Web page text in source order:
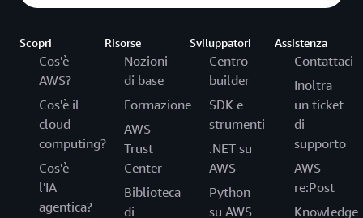
Scopri
Cos'è
AWS?
Cos'è il
cloud
computing?
Cos'è
l'IA
agentica?
Risorse
Nozioni
di base
Formazione
AWS
Trust
Center
Biblioteca
di
Sviluppatori
Centro
builder
SDK e
strumenti
.NET su
AWS
Python
su AWS
Assistenza
Contattaci
Inoltra
un ticket
di
supporto
AWS
re:Post
Knowledge